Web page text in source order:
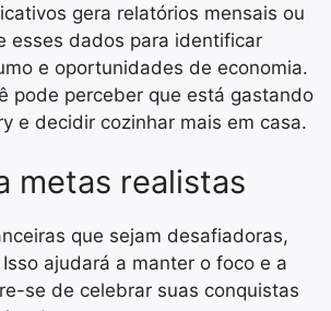
gera relatórios mensais ou
esses dados para identificar
e oportunidades de economia.
pode perceber que está gastando
e decidir cozinhar mais em casa.
metas realistas
que sejam desafiadoras,
ajudará a manter o foco e a
se de celebrar suas conquistas